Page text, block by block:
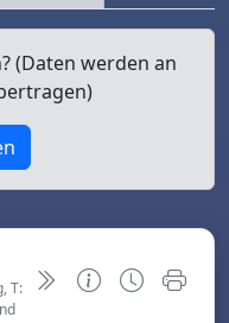
(Daten werden an
T: